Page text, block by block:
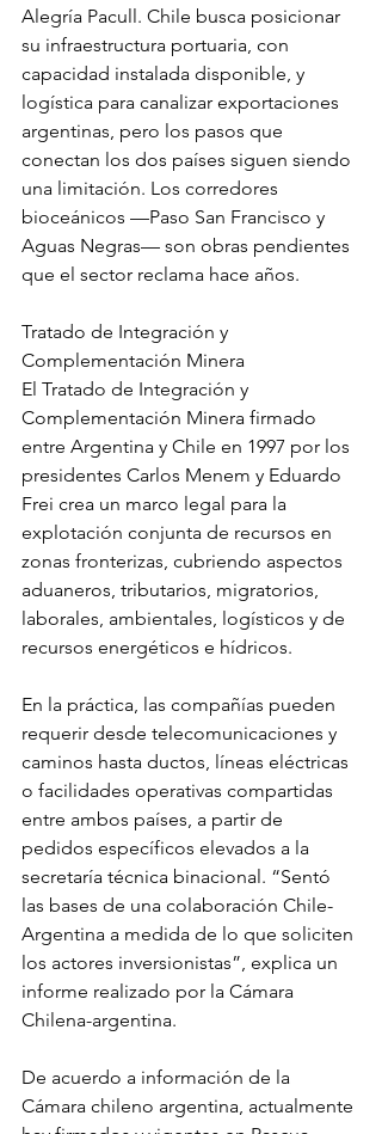
Alegría Pacull. Chile busca posicionar
su infraestructura portuaria, con
capacidad instalada disponible, y
logística para canalizar exportaciones
argentinas, pero los pasos que
conectan los dos países siguen siendo
una limitación. Los corredores
bioceánicos —Paso San Francisco y
Aguas Negras— son obras pendientes
que el sector reclama hace años.
Tratado de Integración y
Complementación Minera
El Tratado de Integración y
Complementación Minera firmado
entre Argentina y Chile en 1997 por los
presidentes Carlos Menem y Eduardo
Frei crea un marco legal para la
explotación conjunta de recursos en
zonas fronterizas, cubriendo aspectos
aduaneros, tributarios, migratorios,
laborales, ambientales, logísticos y de
recursos energéticos e hídricos.
En la práctica, las compañías pueden
requerir desde telecomunicaciones y
caminos hasta ductos, líneas eléctricas
o facilidades operativas compartidas
entre ambos países, a partir de
pedidos específicos elevados a la
secretaría técnica binacional. “Sentó
las bases de una colaboración Chile-
Argentina a medida de lo que soliciten
los actores inversionistas”, explica un
informe realizado por la Cámara
Chilena-argentina.
De acuerdo a información de la
Cámara chileno argentina, actualmente